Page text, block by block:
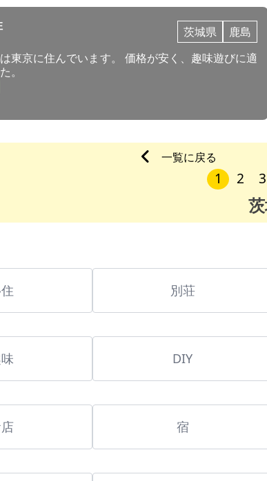
茨城県
鹿島
東京に住んでいます。 価格が安く、趣味遊びに適
。
一覧に戻る
1 2 3
別荘
DIY
宿